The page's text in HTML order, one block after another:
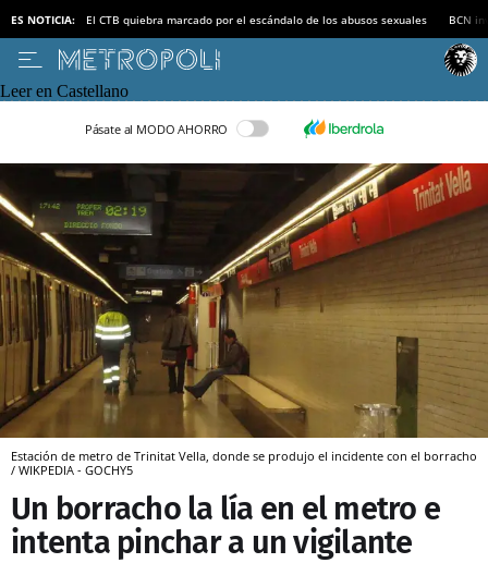
ES NOTICIA: El CTB quiebra marcado por el escándalo de los abusos sexuales BCN
Leer en Castellano
Pásate al MODO AHORRO
Estación de metro de Trinitat Vella, donde se produjo el incidente con el borracho
/ WIKPEDIA - GOCHY5
Un borracho la lía en el metro e
intenta pinchar a un vigilante